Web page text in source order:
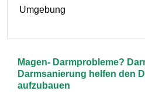
Umgebung
Magen- Darmprobleme?
Darmsanierung helfen den
aufzubauen